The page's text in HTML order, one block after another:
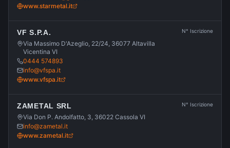
www.starmetal.it
VF S.P.A.
Via Massimo D'Azeglio, 22/24, 36077 Altavilla
Vicentina VI
0444 574893
info@vfspa.it
www.vfspa.it
N° Iscrizione
ZAMETAL SRL
Via Don P. Andolfatto, 3, 36022 Cassola VI
info@zametal.it
www.zametal.it
N° Iscrizione